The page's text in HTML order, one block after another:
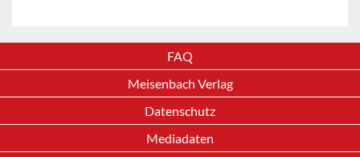
FAQ
Meisenbach Verlag
Datenschutz
Mediadaten